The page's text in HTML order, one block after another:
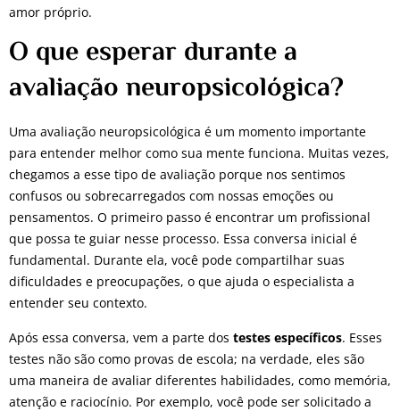
amor próprio.
O que esperar durante a
avaliação neuropsicológica?
Uma avaliação neuropsicológica é um momento importante
para entender melhor como sua mente funciona. Muitas vezes,
chegamos a esse tipo de avaliação porque nos sentimos
confusos ou sobrecarregados com nossas emoções ou
pensamentos. O primeiro passo é encontrar um profissional
que possa te guiar nesse processo. Essa conversa inicial é
fundamental. Durante ela, você pode compartilhar suas
dificuldades e preocupações, o que ajuda o especialista a
entender seu contexto.
Após essa conversa, vem a parte dos testes específicos. Esses
testes não são como provas de escola; na verdade, eles são
uma maneira de avaliar diferentes habilidades, como memória,
atenção e raciocínio. Por exemplo, você pode ser solicitado a